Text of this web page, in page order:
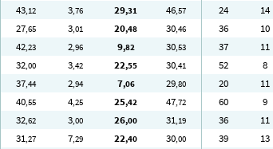
43,12 3,76 29,31 46,57 24 14
27,65 3,01 20,48 30,46 36 10
42,23 2,96 9,82 30,53 37 11
32,00 3,42 22,55 30,41 52 8
37,44 2,94 7,06 29,80 20 11
40,55 4,25 25,42 47,72 60 9
32,62 3,00 26,00 31,19 36 11
31,27 7,29 22,40 30,00 39 13